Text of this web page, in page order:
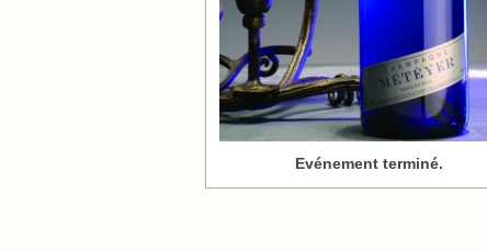
Evénement terminé.